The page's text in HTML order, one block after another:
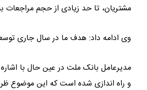
مشتریان، تا حد زیادی از حجم
وی ادامه داد: هدف ما در سال جاری
و راه اندازی شده است که این موضوع